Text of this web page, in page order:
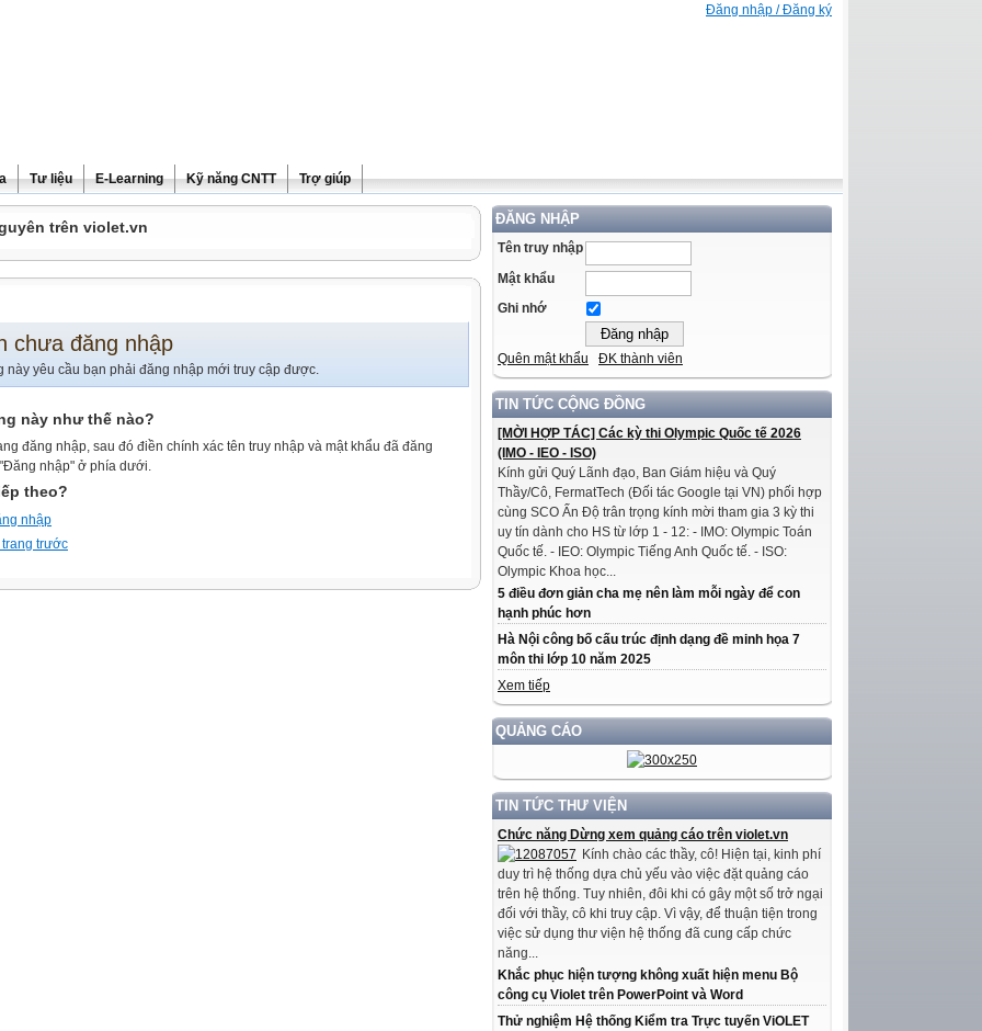
Đăng nhập / Đăng ký
Tư liệu E-Learning Kỹ năng CNTT Trợ giúp
ĐĂNG NHẬP
Tên truy nhập
Mật khẩu
Ghi nhớ
Quên mật khẩu ĐK thành viên
TIN TỨC CỘNG ĐỒNG
[MỜI HỢP TÁC] Các kỳ thi Olympic Quốc tế 2026
(IMO - IEO - ISO)
Kính gửi Quý Lãnh đạo, Ban Giám hiệu và Quý
Thầy/Cô, FermatTech (Đối tác Google tại VN) phối hợp
cùng SCO Ấn Độ trân trọng kính mời tham gia 3 kỳ thi
uy tín dành cho HS từ lớp 1 - 12: - IMO: Olympic Toán
Quốc tế. - IEO: Olympic Tiếng Anh Quốc tế. - ISO:
Olympic Khoa học...
5 điều đơn giản cha mẹ nên làm mỗi ngày để con
hạnh phúc hơn
Hà Nội công bố cấu trúc định dạng đề minh họa 7
môn thi lớp 10 năm 2025
Xem tiếp
QUẢNG CÁO
TIN TỨC THƯ VIỆN
Chức năng Dừng xem quảng cáo trên violet.vn
Kính chào các thầy, cô! Hiện tại, kinh phí
duy trì hệ thống dựa chủ yếu vào việc đặt quảng cáo
trên hệ thống. Tuy nhiên, đôi khi có gây một số trở ngại
đối với thầy, cô khi truy cập. Vì vậy, để thuận tiện trong
việc sử dụng thư viện hệ thống đã cung cấp chức
năng...
Khắc phục hiện tượng không xuất hiện menu Bộ
công cụ Violet trên PowerPoint và Word
Thử nghiệm Hệ thống Kiểm tra Trực tuyến ViOLET
trên violet.vn
chưa đăng nhập
này yêu cầu bạn phải đăng nhập mới truy cập được.
này như thế nào?
đăng nhập, sau đó điền chính xác tên truy nhập và mật khẩu đã đăng
nhập" ở phía dưới.
theo?
nhập
trước